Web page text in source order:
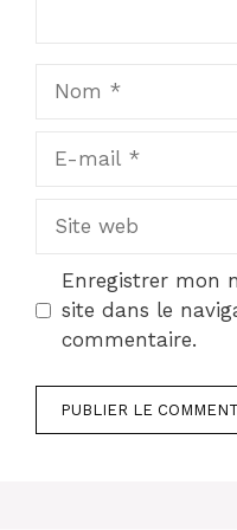
Site
Enregistrer mon
site dans le
commentaire.